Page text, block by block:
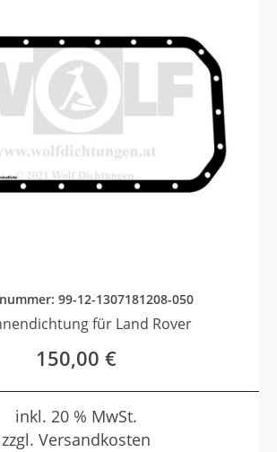
99-12-1307181208-050
für Land Rover
150,00 €
inkl. 20 % MwSt.
zzgl. Versandkosten